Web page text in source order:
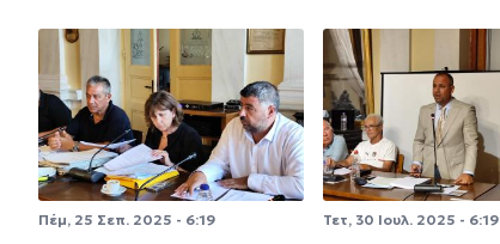
Πέμ, 25 Σεπ. 2025 - 6:19 Τετ, 30 Ιουλ. 2025 - 6:19